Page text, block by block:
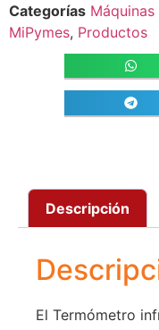
Categorías
MiPymes, Productos
Descripción
El Termómetro